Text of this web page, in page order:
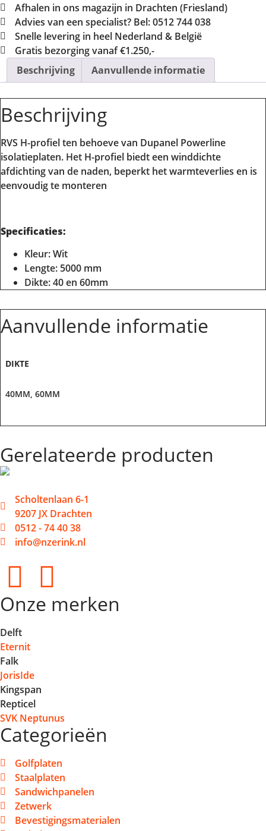
Afhalen in ons magazijn in Drachten (Friesland)
Advies van een specialist? Bel: 0512 744 038
Snelle levering in heel Nederland & België
Gratis bezorging vanaf €1.250,-
Beschrijving
Aanvullende informatie
Beschrijving
RVS H-profiel ten behoeve van Dupanel Powerline
isolatieplaten. Het H-profiel biedt een winddichte
afdichting van de naden, beperkt het warmteverlies en is
eenvoudig te monteren
Specificaties:
Kleur: Wit
Lengte: 5000 mm
Dikte: 40 en 60mm
Aanvullende informatie
DIKTE
40MM, 60MM
Gerelateerde producten
Scholtenlaan 6-1
9207 JX Drachten
0512 - 74 40 38
info@nzerink.nl
Onze merken
Delft
Eternit
Falk
JorisIde
Kingspan
Repticel
SVK Neptunus
Categorieën
Golfplaten
Staalplaten
Sandwichpanelen
Zetwerk
Bevestigingsmaterialen